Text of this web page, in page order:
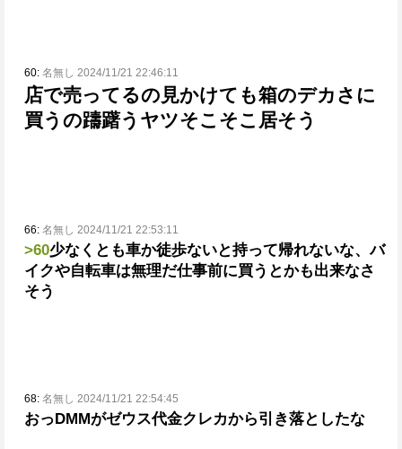
60: 名無し 2024/11/21 22:46:11
店で売ってるの見かけても箱のデカさに
買うの躊躇うヤツそこそこ居そう
66: 名無し 2024/11/21 22:53:11
>60少なくとも車か徒歩ないと持って帰れないな、バ
イクや自転車は無理だ仕事前に買うとかも出来なさ
そう
68: 名無し 2024/11/21 22:54:45
おっDMMがゼウス代金クレカから引き落としたな